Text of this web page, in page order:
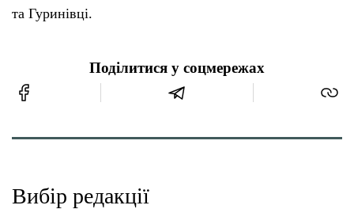
та Гуринівці.
Поділитися у соцмережах
Вибір редакції